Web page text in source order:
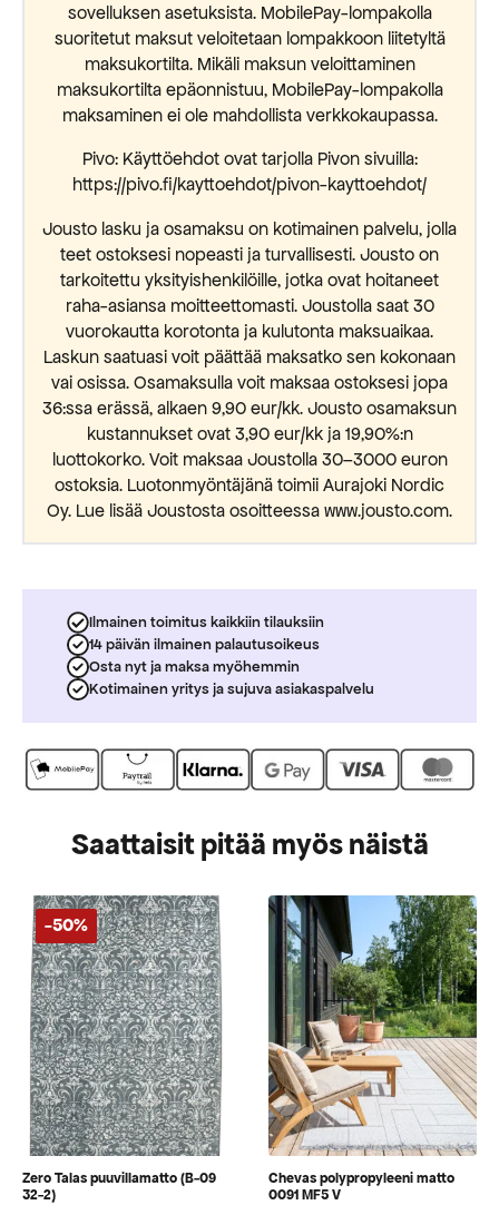
sovelluksen asetuksista. MobilePay-lompakolla
suoritetut maksut veloitetaan lompakkoon liitetyltä
maksukortilta. Mikäli maksun veloittaminen
maksukortilta epäonnistuu, MobilePay-lompakolla
maksaminen ei ole mahdollista verkkokaupassa.
Pivo: Käyttöehdot ovat tarjolla Pivon sivuilla:
https://pivo.fi/kayttoehdot/pivon-kayttoehdot/
Jousto lasku ja osamaksu on kotimainen palvelu, jolla
teet ostoksesi nopeasti ja turvallisesti. Jousto on
tarkoitettu yksityishenkilöille, jotka ovat hoitaneet
raha-asiansa moitteettomasti. Joustolla saat 30
vuorokautta korotonta ja kulutonta maksuaikaa.
Laskun saatuasi voit päättää maksatko sen kokonaan
vai osissa. Osamaksulla voit maksaa ostoksesi jopa
36:ssa erässä, alkaen 9,90 eur/kk. Jousto osamaksun
kustannukset ovat 3,90 eur/kk ja 19,90%:n
luottokorko. Voit maksaa Joustolla 30–3000 euron
ostoksia. Luotonmyöntäjänä toimii Aurajoki Nordic
Oy. Lue lisää Joustosta osoitteessa www.jousto.com.
Ilmainen toimitus kaikkiin tilauksiin
14 päivän ilmainen palautusoikeus
Osta nyt ja maksa myöhemmin
Kotimainen yritys ja sujuva asiakaspalvelu
Saattaisit pitää myös näistä
-50%
Zero Talas puuvillamatto (B-09
32-2)
Chevas polypropyleeni matto
0091 MF5 V